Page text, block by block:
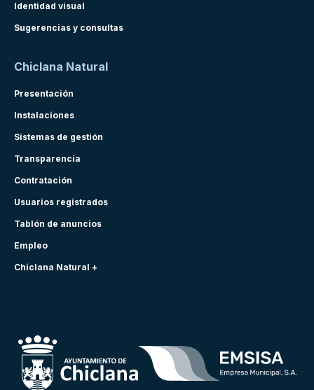
Identidad visual
Sugerencias y consultas
Chiclana Natural
Presentación
Instalaciones
Sistemas de gestión
Transparencia
Contratación
Usuarios registrados
Tablón de anuncios
Empleo
Chiclana Natural +